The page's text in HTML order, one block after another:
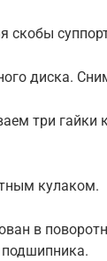
диска.
три гайки
кулаком.
в